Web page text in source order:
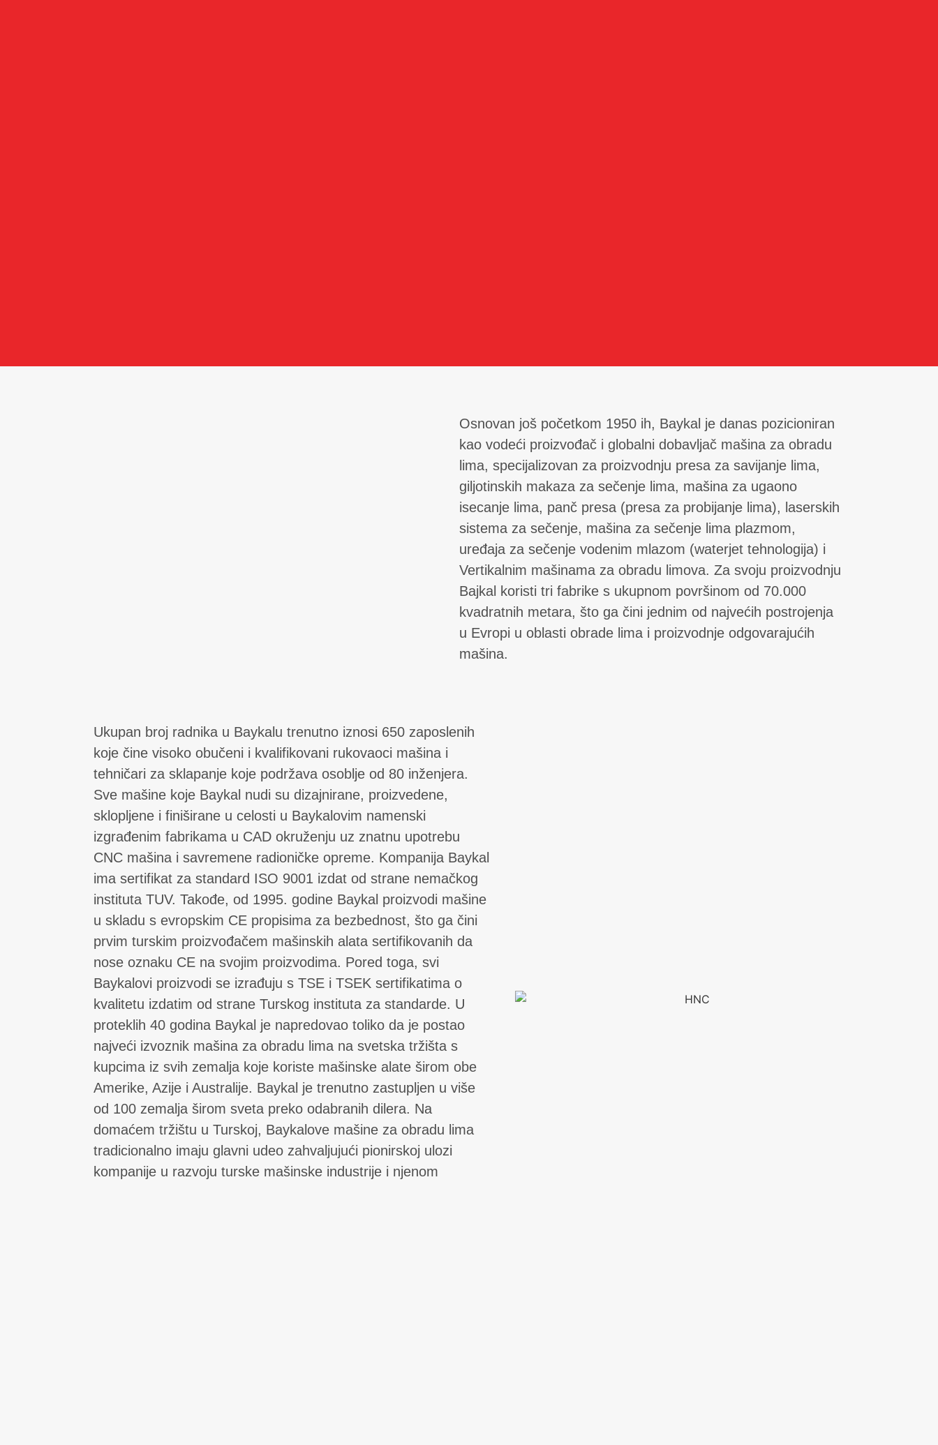
Osnovan još početkom 1950 ih, Baykal je danas pozicioniran
kao vodeći proizvođač i globalni dobavljač mašina za obradu
lima, specijalizovan za proizvodnju presa za savijanje lima,
giljotinskih makaza za sečenje lima, mašina za ugaono
isecanje lima, panč presa (presa za probijanje lima), laserskih
sistema za sečenje, mašina za sečenje lima plazmom,
uređaja za sečenje vodenim mlazom (waterjet tehnologija) i
Vertikalnim mašinama za obradu limova. Za svoju proizvodnju
Bajkal koristi tri fabrike s ukupnom površinom od 70.000
kvadratnih metara, što ga čini jednim od najvećih postrojenja
u Evropi u oblasti obrade lima i proizvodnje odgovarajućih
mašina.
Ukupan broj radnika u Baykalu trenutno iznosi 650 zaposlenih
koje čine visoko obučeni i kvalifikovani rukovaoci mašina i
tehničari za sklapanje koje podržava osoblje od 80 inženjera.
Sve mašine koje Baykal nudi su dizajnirane, proizvedene,
sklopljene i finiširane u celosti u Baykalovim namenski
izgrađenim fabrikama u CAD okruženju uz znatnu upotrebu
CNC mašina i savremene radioničke opreme. Kompanija Baykal
ima sertifikat za standard ISO 9001 izdat od strane nemačkog
instituta TUV. Takođe, od 1995. godine Baykal proizvodi mašine
u skladu s evropskim CE propisima za bezbednost, što ga čini
prvim turskim proizvođačem mašinskih alata sertifikovanih da
nose oznaku CE na svojim proizvodima. Pored toga, svi
Baykalovi proizvodi se izrađuju s TSE i TSEK sertifikatima o
kvalitetu izdatim od strane Turskog instituta za standarde. U
proteklih 40 godina Baykal je napredovao toliko da je postao
najveći izvoznik mašina za obradu lima na svetska tržišta s
kupcima iz svih zemalja koje koriste mašinske alate širom obe
Amerike, Azije i Australije. Baykal je trenutno zastupljen u više
od 100 zemalja širom sveta preko odabranih dilera. Na
domaćem tržištu u Turskoj, Baykalove mašine za obradu lima
tradicionalno imaju glavni udeo zahvaljujući pionirskoj ulozi
kompanije u razvoju turske mašinske industrije i njenom